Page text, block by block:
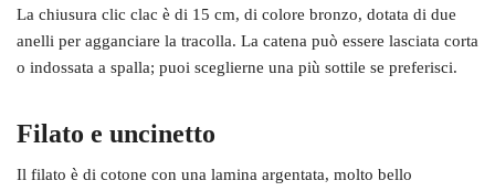
La chiusura clic clac è di 15 cm, di colore bronzo, dotata di due
anelli per agganciare la tracolla. La catena può essere lasciata corta
o indossata a spalla; puoi sceglierne una più sottile se preferisci.
Filato e uncinetto
Il filato è di cotone con una lamina argentata, molto bello